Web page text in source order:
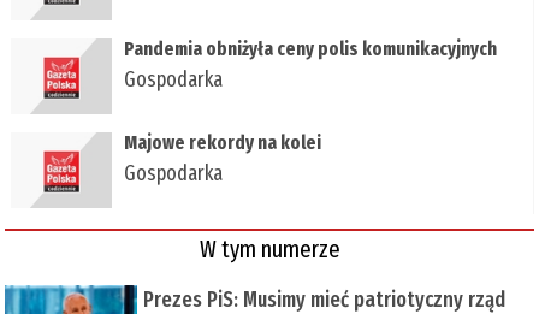
Pandemia obniżyła ceny polis komunikacyjnych
Gospodarka
Majowe rekordy na kolei
Gospodarka
W tym numerze
Prezes PiS: Musimy mieć patriotyczny rząd